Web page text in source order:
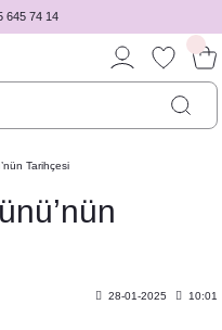
645 74 14
Tarihçesi
28-01-2025 10:01